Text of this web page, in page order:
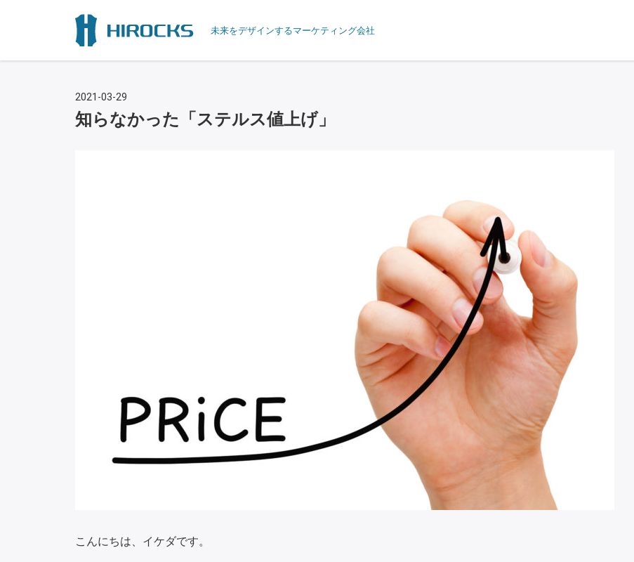
未来をデザインするマーケティング会社
2021-03-29
知らなかった「ステルス値上げ」
こんにちは、イケダです。